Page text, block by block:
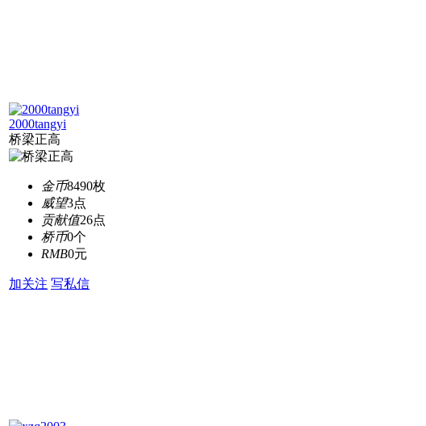
2000tangyi
桥梁正高
金币8490枚
威望3点
贡献值26点
桥币0个
RMB0元
加关注 写私信